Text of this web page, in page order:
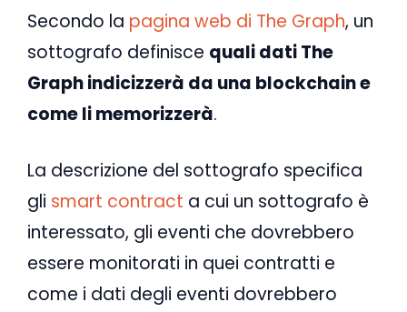
Secondo la pagina web di The Graph, un
sottografo definisce quali dati The
Graph indicizzerà da una blockchain e
come li memorizzerà.
La descrizione del sottografo specifica
gli smart contract a cui un sottografo è
interessato, gli eventi che dovrebbero
essere monitorati in quei contratti e
come i dati degli eventi dovrebbero